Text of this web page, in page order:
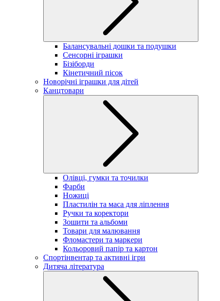
Балансувальні дошки та подушки
Сенсорні іграшки
Бізіборди
Кінетичний пісок
Новорічні іграшки для дітей
Канцтовари
Олівці, гумки та точилки
Фарби
Ножиці
Пластилін та маса для ліплення
Ручки та коректори
Зошити та альбоми
Товари для малювання
Фломастери та маркери
Кольоровий папір та картон
Спортінвентар та активні ігри
Дитяча література